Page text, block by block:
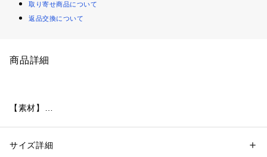
取り寄せ商品について
返品交換について
商品詳細
【素材】
性別：メンズ
サイズ詳細